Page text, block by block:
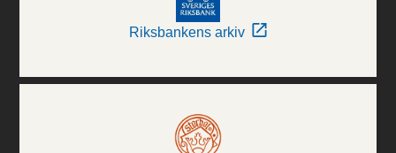
Riksbankens arkiv